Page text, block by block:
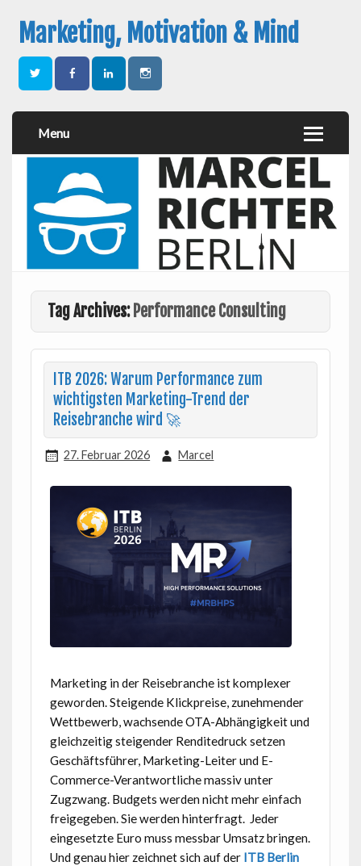
Marketing, Motivation & Mind
Menu
Tag Archives: Performance Consulting
ITB 2026: Warum Performance zum
wichtigsten Marketing-Trend der
Reisebranche wird 🚀
27. Februar 2026 Marcel
Marketing in der Reisebranche ist komplexer
geworden. Steigende Klickpreise, zunehmender
Wettbewerb, wachsende OTA-Abhängigkeit und
gleichzeitig steigender Renditedruck setzen
Geschäftsführer, Marketing-Leiter und E-
Commerce-Verantwortliche massiv unter
Zugzwang. Budgets werden nicht mehr einfach
freigegeben. Sie werden hinterfragt. Jeder
eingesetzte Euro muss messbar Umsatz bringen.
Und genau hier zeichnet sich auf der ITB Berlin